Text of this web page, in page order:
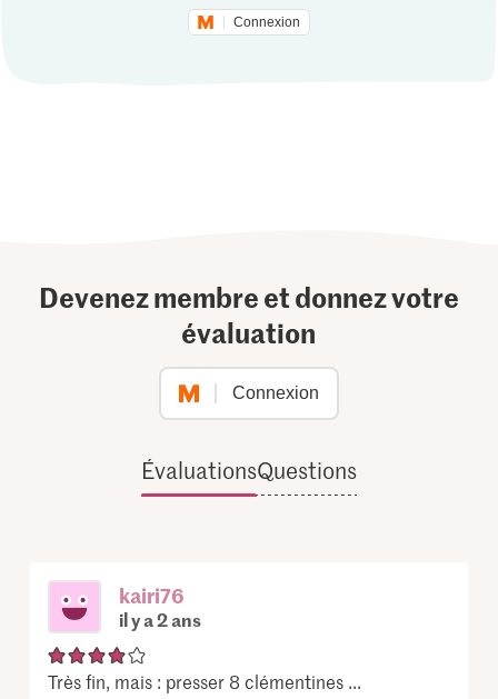
Connexion
Devenez membre et donnez votre
évaluation
Connexion
ÉvaluationsQuestions
kairi76
il y a 2 ans
Très fin, mais : presser 8 clémentines ...